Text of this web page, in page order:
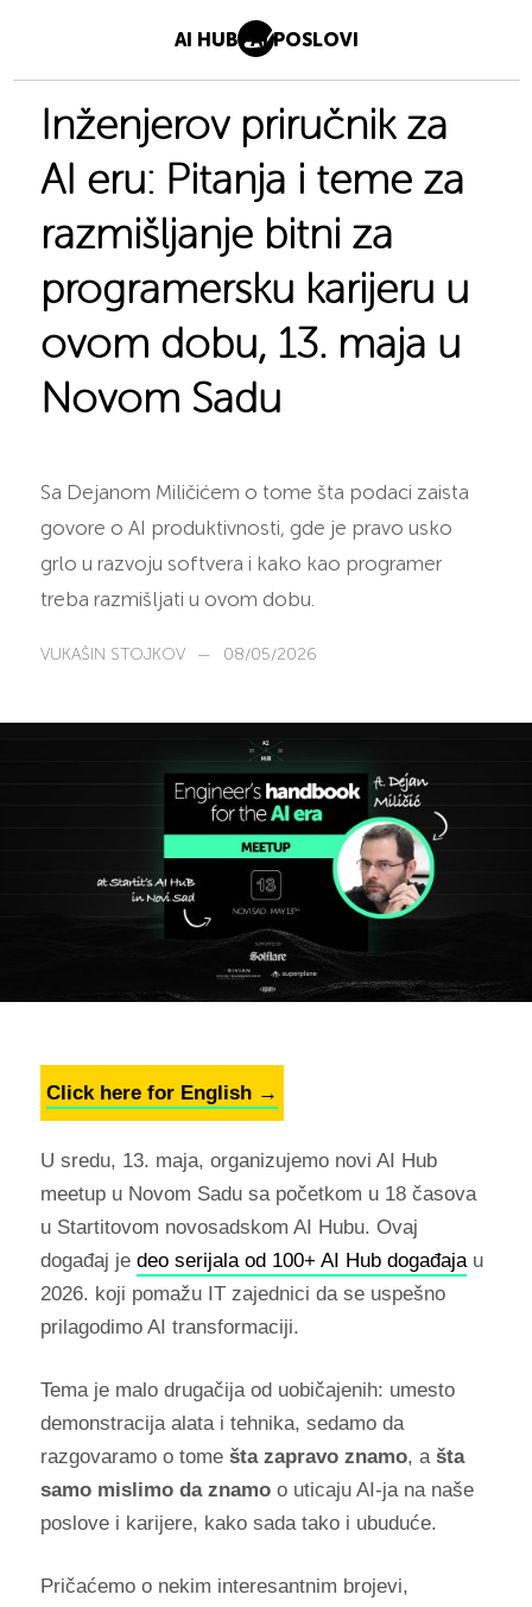
AI HUB AI POSLOVI
Inženjerov priručnik za
AI eru: Pitanja i teme za
razmišljanje bitni za
programersku karijeru u
ovom dobu, 13. maja u
Novom Sadu
Sa Dejanom Miličićem o tome šta podaci zaista
govore o AI produktivnosti, gde je pravo usko
grlo u razvoju softvera i kako kao programer
treba razmišljati u ovom dobu.
VUKAŠIN STOJKOV — 08/05/2026
Click here for English →
U sredu, 13. maja, organizujemo novi AI Hub
meetup u Novom Sadu sa početkom u 18 časova
u Startitovom novosadskom AI Hubu. Ovaj
događaj je deo serijala od 100+ AI Hub događajau
2026. koji pomažu IT zajednici da se uspešno
prilagodimo AI transformaciji.
Tema je malo drugačija od uobičajenih: umesto
demonstracija alata i tehnika, sedamo da
razgovaramo o tome šta zapravo znamo, a šta
samo mislimo da znamoo uticaju AI-ja na naše
poslove i karijere, kako sada tako i ubuduće.
Pričaćemo o nekim interesantnim brojevi,